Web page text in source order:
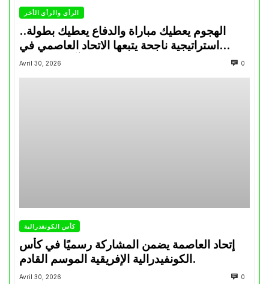
الرأي والرأي الأخر
الهجوم يعطيك مباراة والدفاع يعطيك بطولة..
استراتيجية ناجحة يتبعها الاتحاد العاصمي في
تتويجاته آخر السنوات
Avril 30, 2026 0
كأس الكونفدرالية
إتحاد العاصمة يضمن المشاركة رسميًا في كأس
الكونفيدرالية الإفريقية الموسم القادم.
Avril 30, 2026 0